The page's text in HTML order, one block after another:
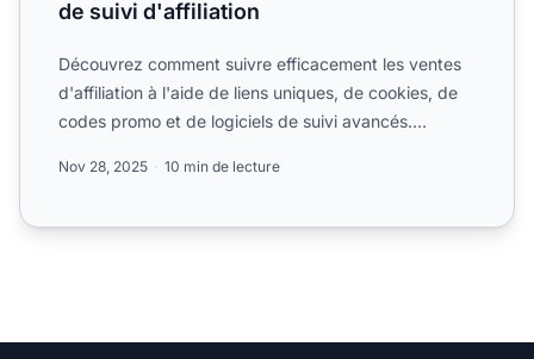
de suivi d'affiliation
Découvrez comment suivre efficacement les ventes
d'affiliation à l'aide de liens uniques, de cookies, de
codes promo et de logiciels de suivi avancés.
Nov 28, 2025 10 min de lecture